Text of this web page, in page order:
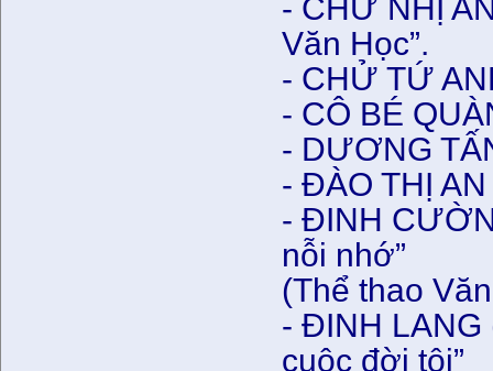
- CHỬ NHỊ
Văn Học”.
- CHỬ TỨ
- CÔ BÉ
- DƯƠNG
- ĐÀO THỊ
- ĐINH
nỗi nhớ”
(Thể thao
- ĐINH LANG
cuộc đời tôi”